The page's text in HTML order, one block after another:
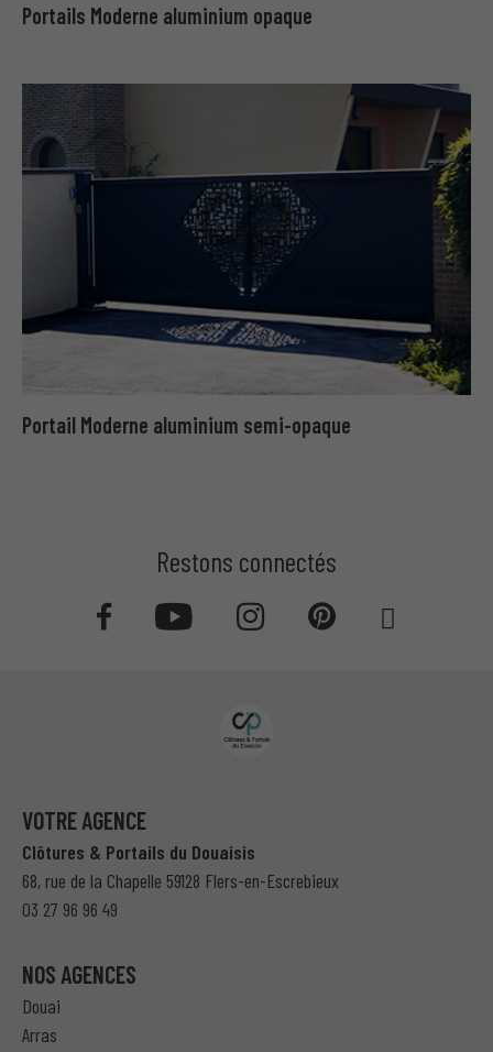
Portails Moderne aluminium opaque
Portail Moderne aluminium semi-opaque
Restons connectés
VOTRE AGENCE
Clôtures & Portails du Douaisis
68, rue de la Chapelle 59128 Flers-en-Escrebieux
03 27 96 96 49
NOS AGENCES
Douai
Arras